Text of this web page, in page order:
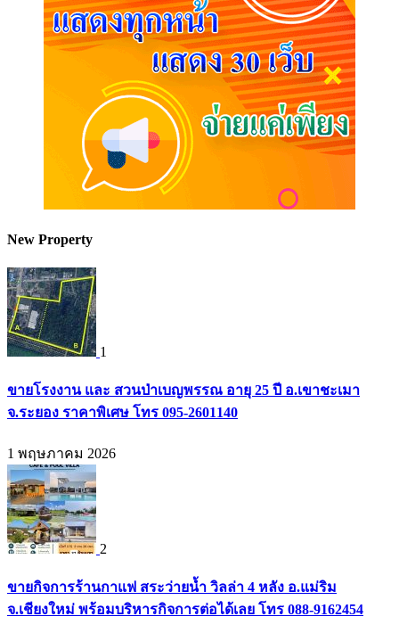
New Property
1
ขายโรงงาน และ สวนป่าเบญพรรณ อายุ 25 ปี อ.เขาชะเมา
จ.ระยอง ราคาพิเศษ โทร 095-2601140
1 พฤษภาคม 2026
2
ขายกิจการร้านกาแฟ สระว่ายน้ำ วิลล่า 4 หลัง อ.แม่ริม
จ.เชียงใหม่ พร้อมบริหารกิจการต่อได้เลย โทร 088-9162454